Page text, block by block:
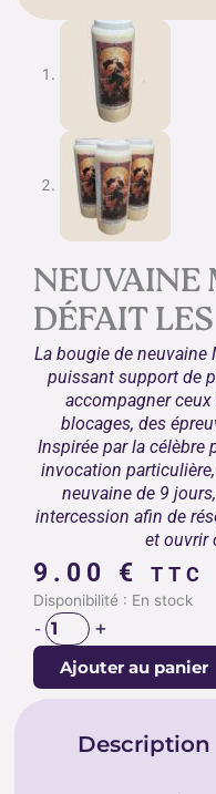
NEUVAINE
DÉFAIT
La bougie de
puissant support de
accompagner
blocages, des
Inspirée par la célèbre
invocation
neuvaine de 9
intercession afin de
et ouvrir
9.00 € TTC
Disponibilité : En stock
-
quantité
de
NEUVAINE
MARIE
+
Ajouter au panier
Description